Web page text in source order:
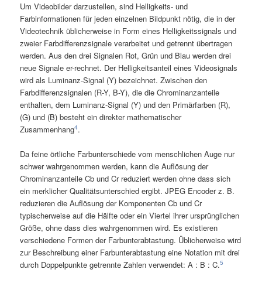
Um Videobilder darzustellen, sind Helligkeits- und
Farbinformationen für jeden einzelnen Bildpunkt nötig, die in der
Videotechnik üblicherweise in Form eines Helligkeitssignals und
zweier Farbdifferenzsignale verarbeitet und getrennt übertragen
werden. Aus den drei Signalen Rot, Grün und Blau werden drei
neue Signale er-rechnet. Der Helligkeitsanteil eines Videosignals
wird als Luminanz-Signal (Y) bezeichnet. Zwischen den
Farbdifferenzsignalen (R-Y, B-Y), die die Chrominanzanteile
enthalten, dem Luminanz-Signal (Y) und den Primärfarben (R),
(G) und (B) besteht ein direkter mathematischer
Zusammenhang4.
Da feine örtliche Farbunterschiede vom menschlichen Auge nur
schwer wahrgenommen werden, kann die Auflösung der
Chrominanzanteile Cb und Cr reduziert werden ohne dass sich
ein merklicher Qualitätsunterschied ergibt. JPEG Encoder z. B.
reduzieren die Auflösung der Komponenten Cb und Cr
typischerweise auf die Hälfte oder ein Viertel ihrer ursprünglichen
Größe, ohne dass dies wahrgenommen wird. Es existieren
verschiedene Formen der Farbunterabtastung. Üblicherweise wird
zur Beschreibung einer Farbunterabtastung eine Notation mit drei
durch Doppelpunkte getrennte Zahlen verwendet: A : B : C.5